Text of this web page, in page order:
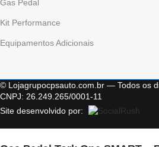
Gas Pedal
Kit Performance
Equipamentos Adicionais
© Lojagrupocpsauto.com.br — Todos os
CNPJ: 26.249.265/0001-11
Site desenvolvido por: